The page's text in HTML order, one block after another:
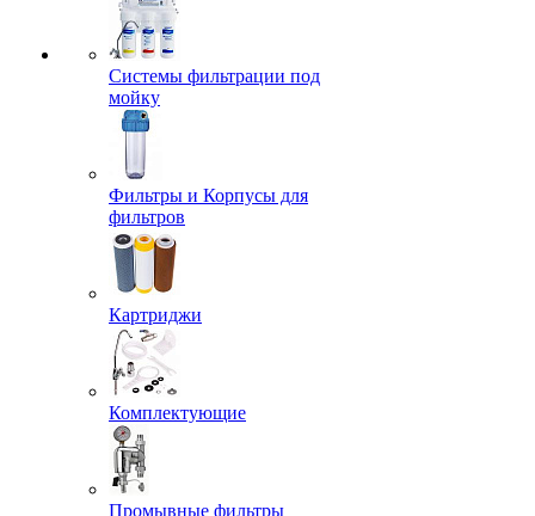
Системы фильтрации под
мойку
Фильтры и Корпусы для
фильтров
Картриджи
Комплектующие
Промывные фильтры